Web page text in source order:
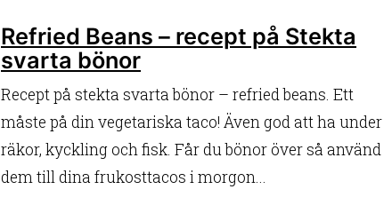
Refried Beans – recept på Stekta
svarta bönor
Recept på stekta svarta bönor – refried beans. Ett
måste på din vegetariska taco! Även god att ha under
räkor, kyckling och fisk. Får du bönor över så använd
dem till dina frukosttacos i morgon...